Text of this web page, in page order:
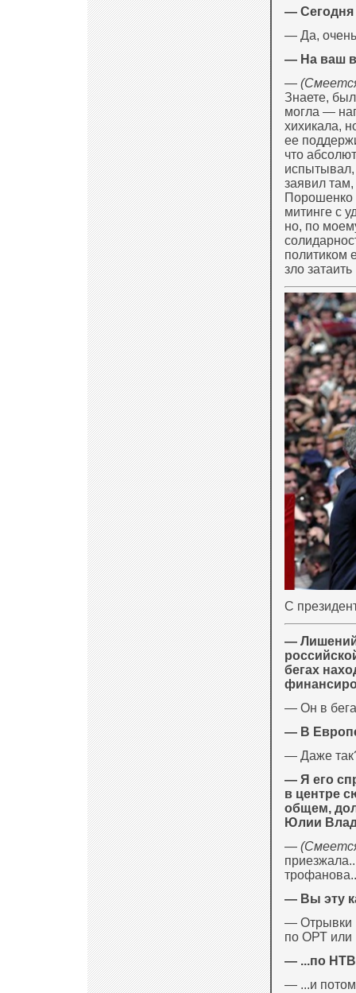
—
— Да,
— На ваш
—
Знаете,
могла —
хихикала,
ее
что
заявил
Порошенко
митинге с
но, по
политиком
зло
С
— Лишений
бегах
— Он в
— В
— Даже
— Я его
в центре
общем,
Юлии
—
— Вы эту
— Отрывки
по ОРТ или
— ...по
— ...и